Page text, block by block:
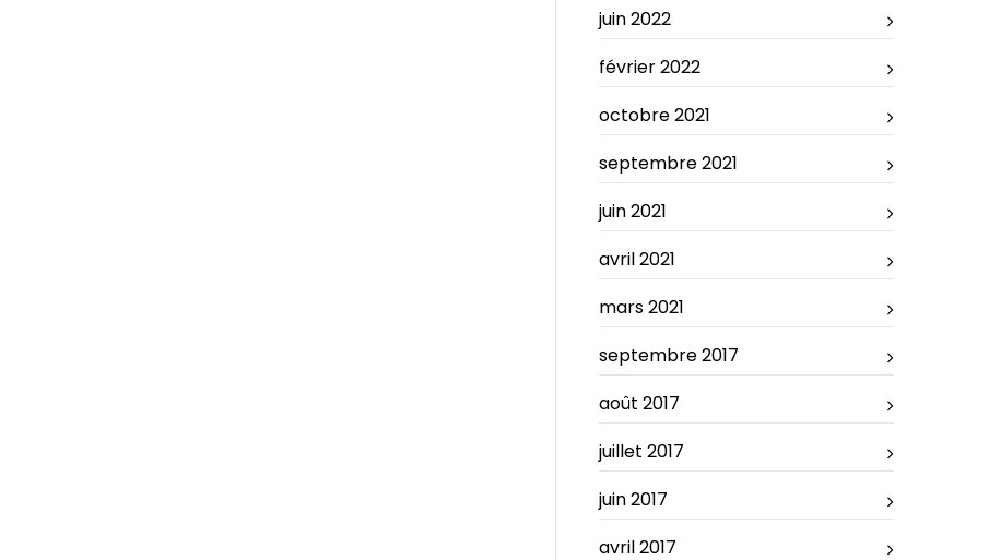
juin 2022
février 2022
octobre 2021
septembre 2021
juin 2021
avril 2021
mars 2021
septembre 2017
août 2017
juillet 2017
juin 2017
avril 2017